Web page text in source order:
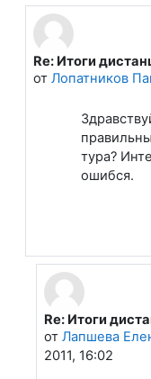
В ответ на
Re: Итоги
от Лопатников
тура?
ошибся.
В ответ на
Re: Итоги
от Лапшева
2011, 16:02